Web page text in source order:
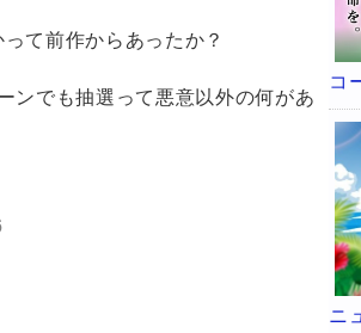
て前作からあったか？
ンでも抽選って悪意以外の何があ
コ
ニ